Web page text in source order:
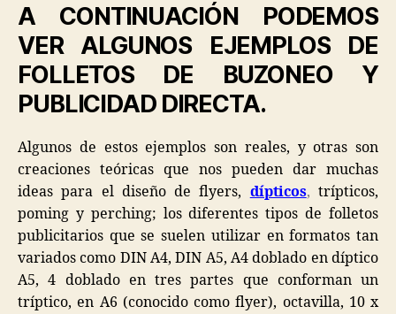
A CONTINUACIÓN PODEMOS
VER ALGUNOS EJEMPLOS DE
FOLLETOS DE BUZONEO Y
PUBLICIDAD DIRECTA.
Algunos de estos ejemplos son reales, y otras son
creaciones teóricas que nos pueden dar muchas
ideas para el diseño de flyers, dípticos, trípticos,
poming y perching; los diferentes tipos de folletos
publicitarios que se suelen utilizar en formatos tan
variados como DIN A4, DIN A5, A4 doblado en díptico
A5, 4 doblado en tres partes que conforman un
tríptico, en A6 (conocido como flyer), octavilla, 10 x